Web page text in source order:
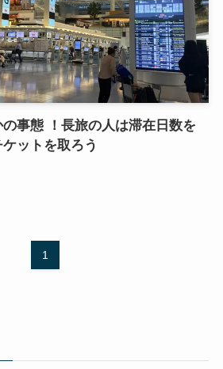
事態 ！長旅の人は滞在日数を
ットを取ろう
1